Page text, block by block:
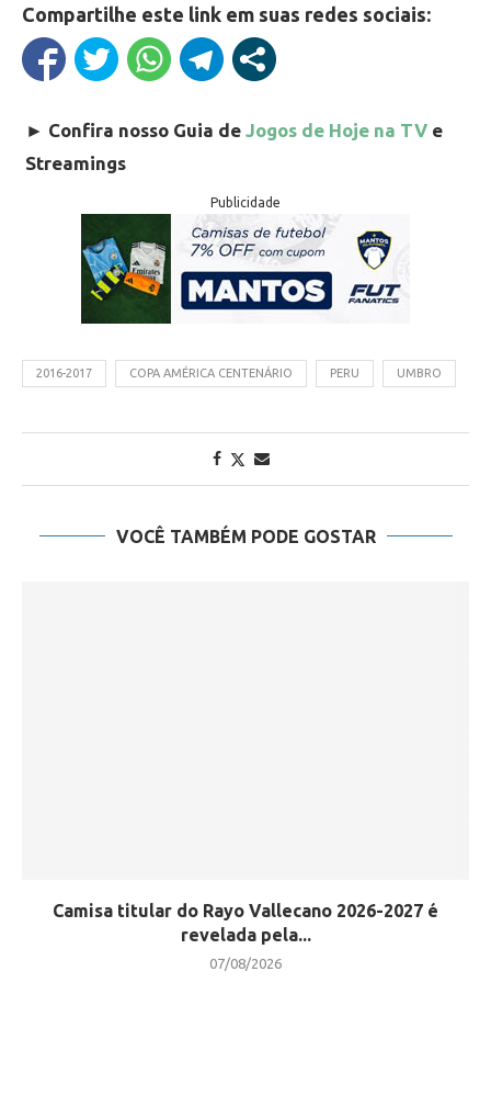
Compartilhe este link em suas redes sociais:
► Confira nosso Guia de Jogos de Hoje na TV e
Streamings
Publicidade
2016-2017 COPA AMÉRICA CENTENÁRIO PERU UMBRO
VOCÊ TAMBÉM PODE GOSTAR
Camisa titular do Rayo Vallecano 2026-2027 é
revelada pela...
07/08/2026